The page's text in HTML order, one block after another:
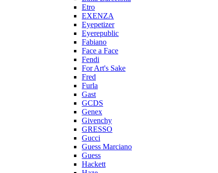
Etro
EXENZA
Eyepetizer
Eyerepublic
Fabiano
Face a Face
Fendi
For Art's Sake
Fred
Furla
Gast
GCDS
Genex
Givenchy
GRESSO
Gucci
Guess Marciano
Guess
Hackett